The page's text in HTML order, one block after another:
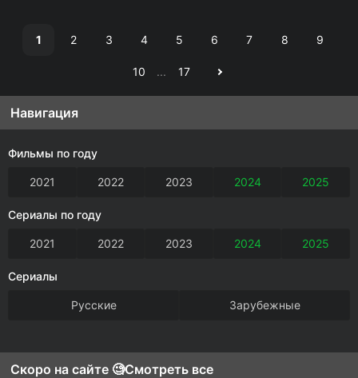
1 2 3 4 5 6 7 8 9
10 ... 17
Навигация
Фильмы по году
2021 2022 2023 2024 2025
Сериалы по году
2021 2022 2023 2024 2025
Сериалы
Русские Зарубежные
Скоро на сайте 🧐Смотреть все